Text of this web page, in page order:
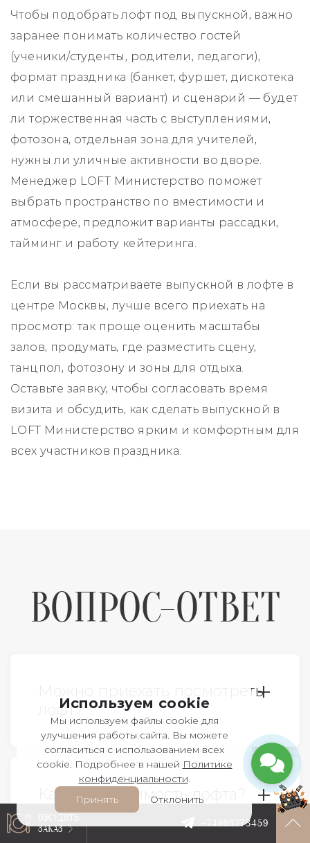
ЗАКАЗ
+74998773459
Чтобы подобрать лофт под выпускной, важно
заранее понимать количество гостей
(ученики/студенты, родители, педагоги),
формат праздника (банкет, фуршет, дискотека
или смешанный вариант) и сценарий — будет
ли торжественная часть с выступлениями,
фотозона, отдельная зона для учителей,
нужны ли уличные активности во дворе.
Менеджер LOFT Министерство поможет
выбрать пространство по вместимости и
атмосфере, предложит варианты рассадки,
тайминг и работу кейтеринга.
Если вы рассматриваете выпускной в лофте в
центре Москвы, лучше всего приехать на
просмотр: так проще оценить масштабы
залов, продумать, где разместить сцену,
танцпол, фотозону и зоны для отдыха.
Оставьте заявку, чтобы согласовать время
визита и обсудить, как сделать выпускной в
LOFT Министерство ярким и комфортным для
всех участников праздника.
ВОПРОС-ОТВЕТ
Можно приехать посмотреть
лофт?
Да, конечно. По предварительной
договоренности с менеджером. Так
же, мы проводим дни открытых
Какая вместимость лофта?
Используем cookie
Мы используем файлы cookie для
улучшения работы сайта. Вы можете
согласиться с использованием всех
cookie. Подробнее в нашей Политике
конфиденциальности.
Принять
Отклонить